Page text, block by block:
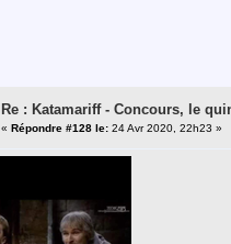
Re : Katamariff - Concours, le
« Répondre #128 le: 24 Avr 2020, 22h23 »